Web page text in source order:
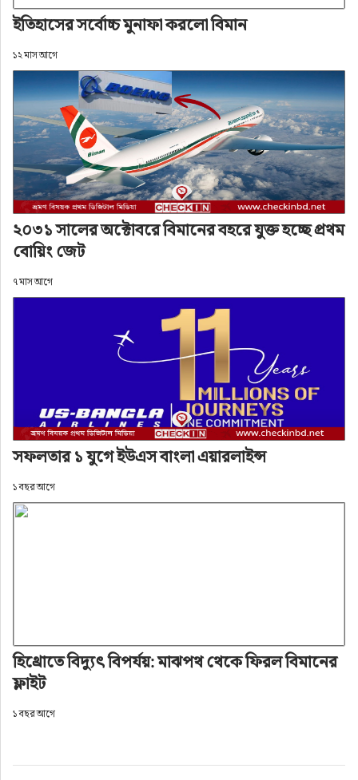
ইতিহাসের সর্বোচ্চ মুনাফা করলো বিমান
১২ মাস আগে
২০৩১ সালের অক্টোবরে বিমানের বহরে যুক্ত হচ্ছে প্রথম
বোয়িং জেট
৭ মাস আগে
সফলতার ১ যুগে ইউএস বাংলা এয়ারলাইন্স
১ বছর আগে
হিথ্রোতে বিদ্যুৎ বিপর্যয়: মাঝপথ থেকে ফিরল বিমানের
ফ্লাইট
১ বছর আগে